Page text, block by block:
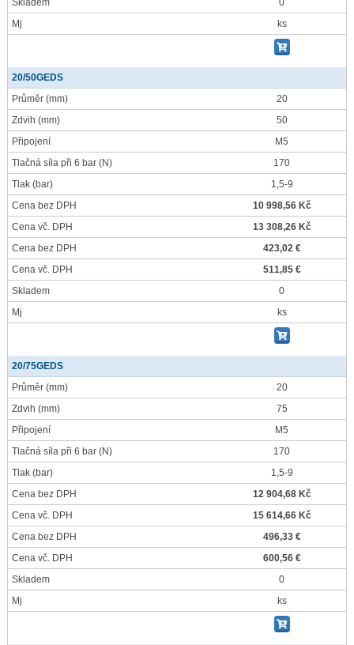
Skladem
0
Mj
ks
20/50GEDS
Průměr (mm)
20
Zdvih (mm)
50
Připojení
M5
Tlačná síla při 6 bar (N)
170
Tlak (bar)
1,5-9
Cena bez DPH
10 998,56 Kč
Cena vč. DPH
13 308,26 Kč
Cena bez DPH
423,02 €
Cena vč. DPH
511,85 €
Skladem
0
Mj
ks
20/75GEDS
Průměr (mm)
20
Zdvih (mm)
75
Připojení
M5
Tlačná síla při 6 bar (N)
170
Tlak (bar)
1,5-9
Cena bez DPH
12 904,68 Kč
Cena vč. DPH
15 614,66 Kč
Cena bez DPH
496,33 €
Cena vč. DPH
600,56 €
Skladem
0
Mj
ks